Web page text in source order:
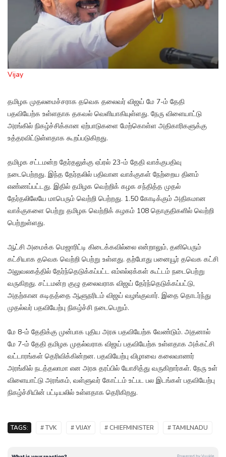
Vijay
தமிழக முதலமைச்சராக தவெக தலைவர் விஜய் மே 7-ம் தேதி
பதவியேற்க உள்ளதாக தகவல் வெளியாகியுள்ளது. நேரு விளையாட்டு
அரங்கில் நிகழ்ச்சிக்கான ஏற்பாடுகளை மேற்கொள்ள அதிகாரிகளுக்கு
உத்தரவிட்டுள்ளதாக கூறப்படுகிறது.
தமிழக சட்டமன்ற தேர்தலுக்கு ஏப்ரல் 23-ம் தேதி வாக்குபதிவு
நடைபெற்றது. இந்த தேர்தலில் பதிவான வாக்குகள் நேற்றைய தினம்
எண்ணப்பட்டது. இதில் தமிழக வெற்றிக் கழக சந்தித்த முதல்
தேர்தலிலேயே மாபெரும் வெற்றி பெற்றது. 1.50 கோடிக்கும் அதிகமான
வாக்குகளை பெற்று தமிழக வெற்றிக் கழகம் 108 தொகுதிகளில் வெற்றி
பெற்றுள்ளது.
ஆட்சி அமைக்க மெஜாரிட்டி கிடைக்கவில்லை என்றாலும், தனிபெரும்
கட்சியாக தவெக வெற்றி பெற்று உள்ளது. தற்போது பனையூர் தவெக கட்சி
அலுவலகத்தில் தேர்ந்தெடுக்கப்பட்ட எம்எல்ஏக்கள் கூட்டம் நடைபெற்று
வருகிறது. சட்டமன்ற குழு தலைவராக விஜய் தேர்ந்தெடுக்கப்பட்டு,
அதற்கான கடிதத்தை ஆளுநரிடம் விஜய் வழங்குவார். இதை தொடர்ந்து
முதல்வர் பதவியேற்பு நிகழ்ச்சி நடைபெறும்.
மே 8-ம் தேதிக்கு முன்பாக புதிய அரசு பதவியேற்க வேண்டும். அதனால்
மே 7-ம் தேதி தமிழக முதல்வராக விஜய் பதவியேற்க உள்ளதாக அக்கட்சி
வட்டாரங்கள் தெரிவிக்கின்றன. பதவியேற்பு விழாவை கலைவாணர்
அரங்கில் நடத்தலாமா என அரசு தரப்பில் யோசித்து வருகிறார்கள். நேரு உள்
விளையாட்டு அரங்கம், வள்ளுவர் கோட்டம் உட்பட பல இடங்கள் பதவியேற்பு
நிகழ்ச்சியின் பட்டியலில் உள்ளதாக தெரிகிறது.
TAGS: # TVK # VIJAY # CHIEFMINISTER # TAMILNADU